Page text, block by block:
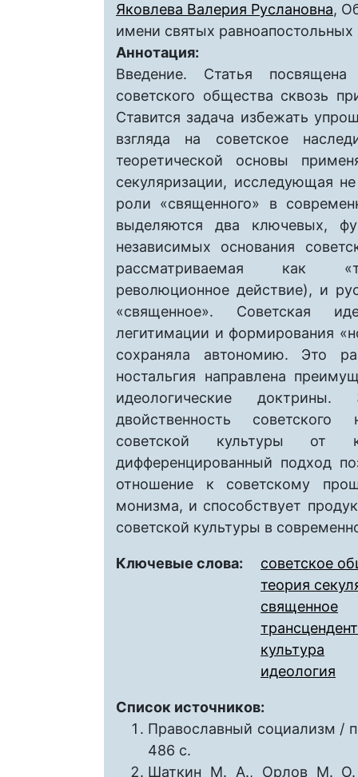
Яковлева Валерия Руслановна,
имени святых
Аннотация:
Введение. Статья посвящена
советского общества сквозь
Ставится задача избежать
взгляда на советское
теоретической основы
секуляризации, исследующая
роли «священного» в
выделяются два ключевых,
независимых основания
рассматриваемая как
революционное действие), и
«священное». Советская
легитимации и формирования
сохраняла автономию. Это
ностальгия направлена
идеологические доктрины.
двойственность советского
советской культуры от
дифференцированный подход
отношение к советскому
монизма, и способствует
советской культуры в
Ключевые слова:
советское
теория
священное
культура
идеология
Список источников:
Православный социализм /
486 с.
Шаткин М. А., Орлов М. О.